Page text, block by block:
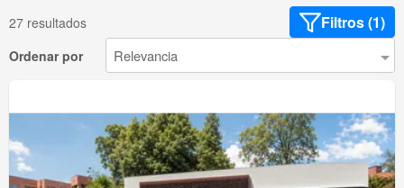
27 resultados Filtros (1)
Ordenar por